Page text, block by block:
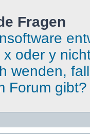
Fragen
oder y
wenden,
Forum gibt?